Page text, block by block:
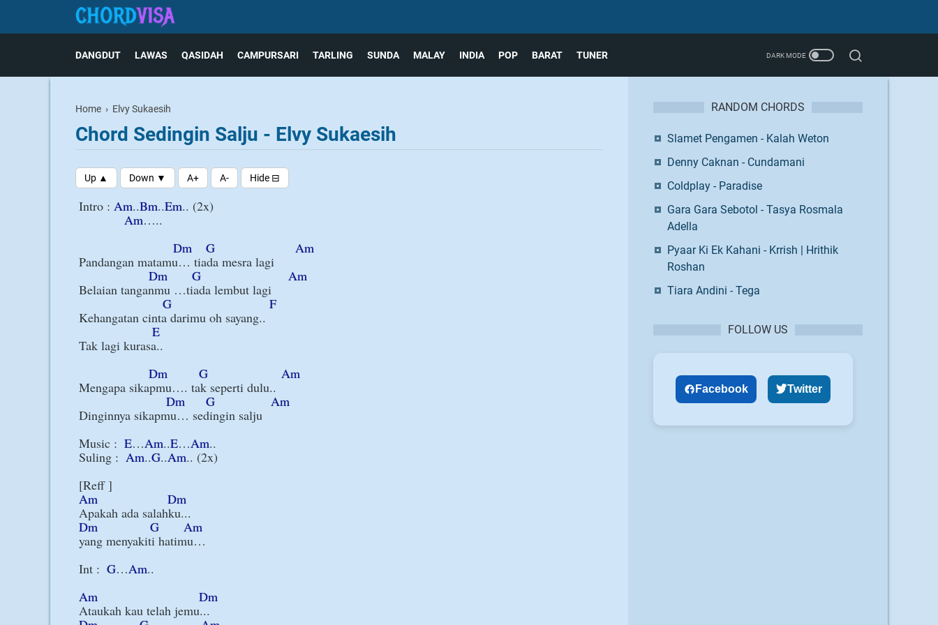
DANGDUT LAWAS QASIDAH CAMPURSARI TARLING SUNDA MALAY INDIA POP BARAT TUNER
Home › Elvy Sukaesih
Chord Sedingin Salju - Elvy Sukaesih
Intro : Am..Bm..Em.. (2x)
Am…..
Dm
G
Am
Pandangan matamu… tiada mesra lagi
Dm
G
Am
Belaian tanganmu …tiada lembut lagi
G
F
Kehangatan cinta darimu oh sayang..
E
Tak lagi kurasa..
Dm
G
Am
Mengapa sikapmu…. tak seperti dulu..
Dm
G
Am
Dinginnya sikapmu… sedingin salju
Music : E…Am..E…Am..
Suling : Am..G..Am.. (2x)
Am
Dm
Dm
G
Am
yang menyakiti hatimu…
Int : G…Am..
Am
Dm
RANDOM CHORDS
Slamet Pengamen - Kalah Weton
Denny Caknan - Cundamani
Coldplay - Paradise
Gara Gara Sebotol - Tasya Rosmala
Adella
Pyaar Ki Ek Kahani - Krrish | Hrithik
Roshan
Tiara Andini - Tega
FOLLOW US
Facebook Twitter